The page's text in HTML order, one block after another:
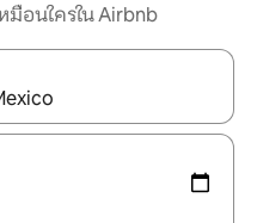
อนใครใน Airbnb
สัมผัสหรือปัด เพื่อสำรวจผลการค้น